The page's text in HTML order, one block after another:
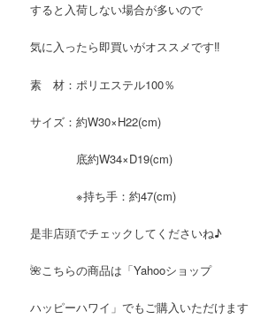
すると入荷しない場合が多いので
気に入ったら即買いがオススメです‼️
素 材：ポリエステル100％
サイズ：約W30×H22(cm)
底約W34×D19(cm)
※持ち手：約47(cm)
是非店頭でチェックしてくださいね♪
🌺こちらの商品は「Yahooショップ
ハッピーハワイ」でもご購入いただけます